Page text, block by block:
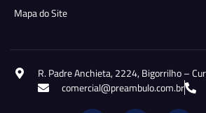
Mapa do Site
R. Padre Anchieta, 2224, Bigorrilho –
comercial@preambulo.com.br